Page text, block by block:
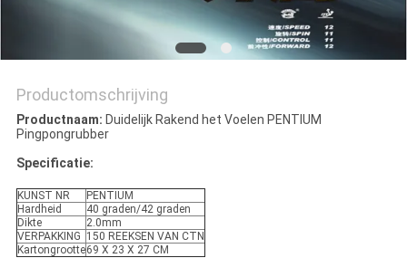
Productomschrijving
Productnaam: Duidelijk Rakend het Voelen PENTIUM
Pingpongrubber
Specificatie:
KUNST NR
PENTIUM
Hardheid
40 graden/42 graden
Dikte
2.0mm
VERPAKKING 150 REEKSEN VAN CTN
Kartongrootte69 X 23 X 27 CM